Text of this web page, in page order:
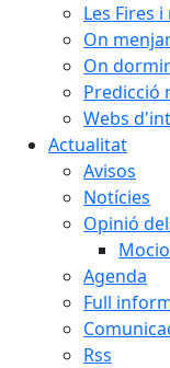
Les Fires
On
On dormir
Predicció
Webs
Actualitat
Avisos
Notícies
Opinió
Agenda
Full
Rss